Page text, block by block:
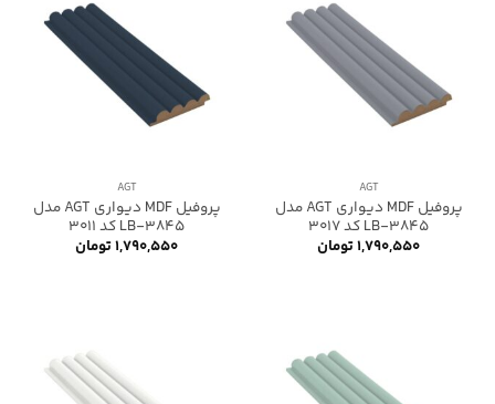
AGT
پروفیل MDF دیواری AGT مدل
LB-3845 کد 3017
۱,۷۹۰,۵۵۰تومان
AGT
پروفیل MDF دیواری AGT مدل
LB-3845 کد 3011
۱,۷۹۰,۵۵۰تومان